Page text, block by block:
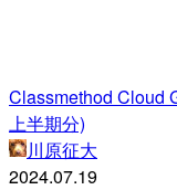
Classmethod Cloud
上半期分)
川原征大
2024.07.19